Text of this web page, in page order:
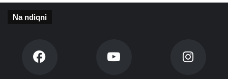
Na ndiqni